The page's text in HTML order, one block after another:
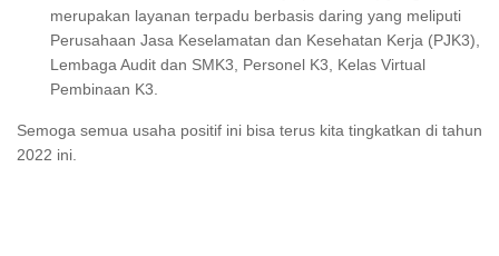
merupakan layanan terpadu berbasis daring yang meliputi
Perusahaan Jasa Keselamatan dan Kesehatan Kerja (PJK3),
Lembaga Audit dan SMK3, Personel K3, Kelas Virtual
Pembinaan K3.
Semoga semua usaha positif ini bisa terus kita tingkatkan di tahun
2022 ini.